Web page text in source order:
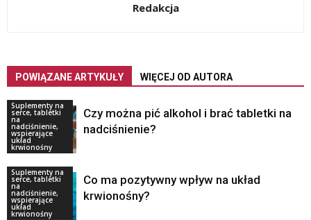
Redakcja
POWIĄZANE ARTYKUŁY WIĘCEJ OD AUTORA
Suplementy na
serce, tabletki
na
nadciśnienie,
wspierające
układ
krwionośny
Czy można pić alkohol i brać tabletki na
nadciśnienie?
Suplementy na
serce, tabletki
na
nadciśnienie,
wspierające
układ
krwionośny
Co ma pozytywny wpływ na układ
krwionośny?